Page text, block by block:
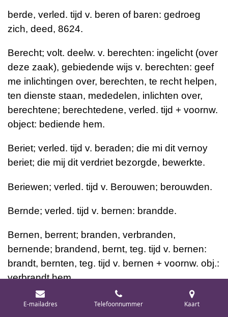
berde, verled. tijd v. beren of baren: gedroeg
zich, deed, 8624.
Berecht; volt. deelw. v. berechten: ingelicht (over
deze zaak), gebiedende wijs v. berechten: geef
me inlichtingen over, berechten, te recht helpen,
ten dienste staan, mededelen, inlichten over,
berechtene; berechtedene, verled. tijd + voornw.
object: bediende hem.
Beriet; verled. tijd v. beraden; die mi dit vernoy
beriet; die mij dit verdriet bezorgde, bewerkte.
Beriewen; verled. tijd v. Berouwen; berouwden.
Bernde; verled. tijd v. bernen: brandde.
Bernen, berrent; branden, verbranden,
bernende; brandend, bernt, teg. tijd v. bernen:
brandt, bernten, teg. tijd v. bernen + voornw. obj.:
verbrandt hem.
Beroemelike; beroemelike tale; stoutmoedige,
E-mailadres Telefoonnummer Kaart